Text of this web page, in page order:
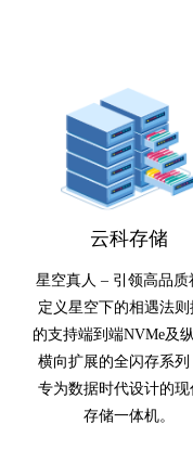
云科存储
星空真人 – 引领高品质
定义星空下的相遇法则
的支持端到端NVMe及
横向扩展的全闪存系列
专为数据时代设计的现
存储一体机。